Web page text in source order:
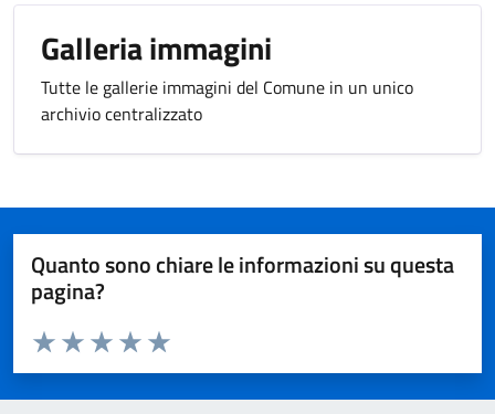
Galleria immagini
Tutte le gallerie immagini del Comune in un unico
archivio centralizzato
Quanto sono chiare le informazioni su questa
pagina?
Valuta da 1 a 5 stelle la pagina
Valuta 5 stelle su 5
Valuta 4 stelle su 5
Valuta 3 stelle su 5
Valuta 2 stelle su 5
Valuta 1 stelle su 5